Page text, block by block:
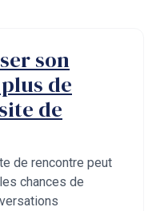
son
de
de
de rencontre peut
chances de